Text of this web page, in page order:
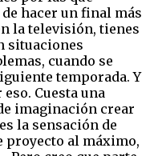
hacer un final más
la televisión, tienes
situaciones
cuando se
temporada. Y
Cuesta una
imaginación crear
la sensación de
proyecto al máximo,